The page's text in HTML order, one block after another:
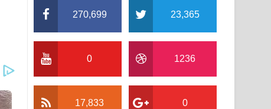
270,699 23,365
0 1236
17,833 0